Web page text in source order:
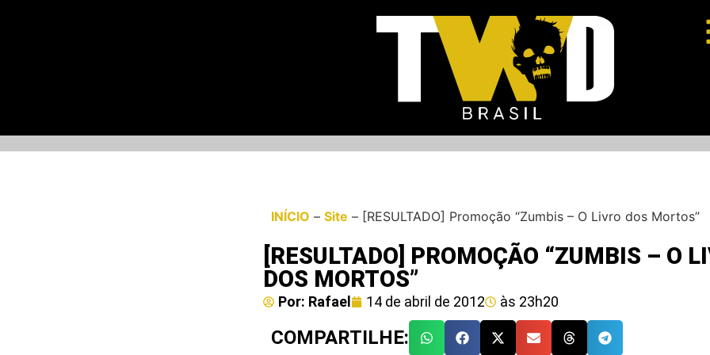
INÍCIO – Site – [RESULTADO] Promoção “Zumbis – O Livro dos Mortos”
[RESULTADO] PROMOÇÃO “ZUMBIS – O
DOS MORTOS”
Por: Rafael 14 de abril de 2012 às 23h20
COMPARTILHE: